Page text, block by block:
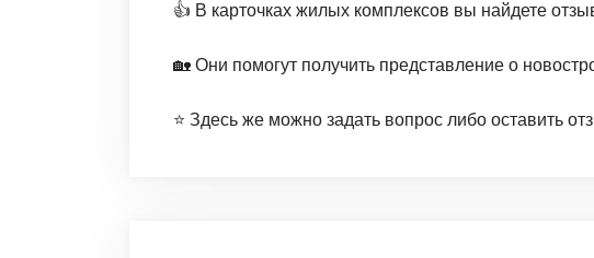
👍 В карточках жилых комплексов вы найдете
🏡 Они помогут получить представление о
⭐️ Здесь же можно задать вопрос либо оставить